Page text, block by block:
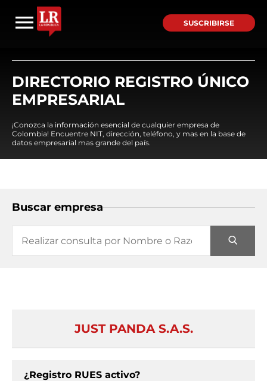
SUSCRIBIRSE
DIRECTORIO REGISTRO ÚNICO
EMPRESARIAL
¡Conozca la información esencial de cualquier empresa de
Colombia! Encuentre NIT, dirección, teléfono, y mas en la base de
datos empresarial mas grande del país.
Buscar empresa
JUST PANDA S.A.S.
¿Registro RUES activo?